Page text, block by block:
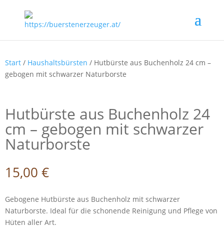
Start / Haushaltsbürsten / Hutbürste aus Buchenholz 24 cm –
gebogen mit schwarzer Naturborste
Hutbürste aus Buchenholz 24
cm – gebogen mit schwarzer
Naturborste
15,00 €
Gebogene Hutbürste aus Buchenholz mit schwarzer
Naturborste. Ideal für die schonende Reinigung und Pflege von
Hüten aller Art.